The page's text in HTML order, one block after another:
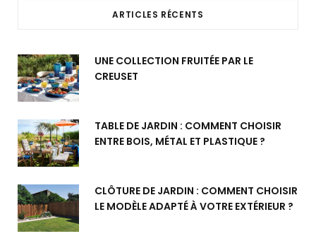
ARTICLES RÉCENTS
UNE COLLECTION FRUITÉE PAR LE
CREUSET
TABLE DE JARDIN : COMMENT CHOISIR
ENTRE BOIS, MÉTAL ET PLASTIQUE ?
CLÔTURE DE JARDIN : COMMENT CHOISIR
LE MODÈLE ADAPTÉ À VOTRE EXTÉRIEUR ?